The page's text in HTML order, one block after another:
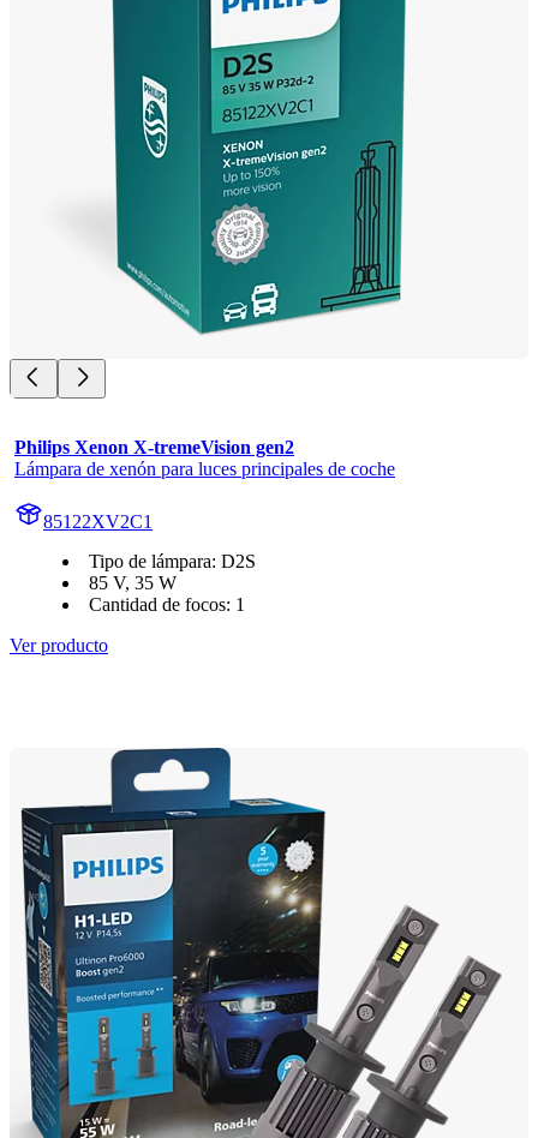
Philips Xenon X-tremeVision gen2
Lámpara de xenón para luces principales de coche
85122XV2C1
Tipo de lámpara: D2S
85 V, 35 W
Cantidad de focos: 1
Ver producto